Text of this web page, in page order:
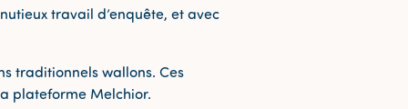
travail d’enquête, et avec
traditionnels wallons. Ces
plateforme Melchior.